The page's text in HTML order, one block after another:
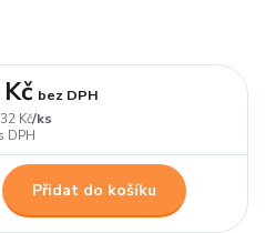
Kč/ks
bez DPH
Přidat do košíku